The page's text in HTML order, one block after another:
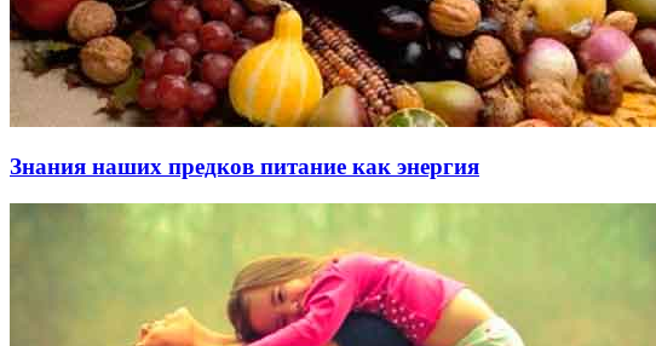
Знания наших предков питание как энергия